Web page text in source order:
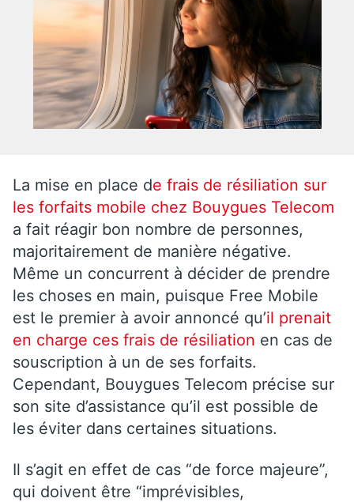
La mise en place de frais de résiliation sur
les forfaits mobile chez Bouygues Telecom
a fait réagir bon nombre de personnes,
majoritairement de manière négative.
Même un concurrent à décider de prendre
les choses en main, puisque Free Mobile
est le premier à avoir annoncé qu’il prenait
en charge ces frais de résiliation en cas de
souscription à un de ses forfaits.
Cependant, Bouygues Telecom précise sur
son site d’assistance qu’il est possible de
les éviter dans certaines situations.
Il s’agit en effet de cas “de force majeure”,
qui doivent être “imprévisibles,